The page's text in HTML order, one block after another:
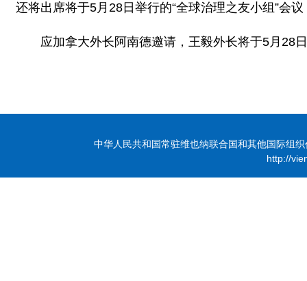
还将出席将于5月28日举行的“全球治理之友小组”会
应加拿大外长阿南德邀请，王毅外长将于5月28
中华人民共和国常驻维也纳联合国和其他国际组
http://